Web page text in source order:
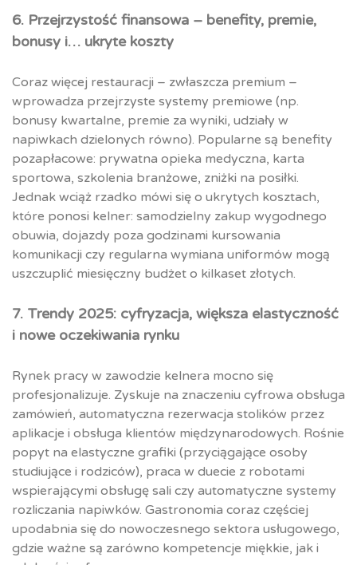
6. Przejrzystość finansowa – benefity, premie,
bonusy i… ukryte koszty
Coraz więcej restauracji – zwłaszcza premium –
wprowadza przejrzyste systemy premiowe (np.
bonusy kwartalne, premie za wyniki, udziały w
napiwkach dzielonych równo). Popularne są benefity
pozapłacowe: prywatna opieka medyczna, karta
sportowa, szkolenia branżowe, zniżki na posiłki.
Jednak wciąż rzadko mówi się o ukrytych kosztach,
które ponosi kelner: samodzielny zakup wygodnego
obuwia, dojazdy poza godzinami kursowania
komunikacji czy regularna wymiana uniformów mogą
uszczuplić miesięczny budżet o kilkaset złotych.
7. Trendy 2025: cyfryzacja, większa elastyczność
i nowe oczekiwania rynku
Rynek pracy w zawodzie kelnera mocno się
profesjonalizuje. Zyskuje na znaczeniu cyfrowa obsługa
zamówień, automatyczna rezerwacja stolików przez
aplikacje i obsługa klientów międzynarodowych. Rośnie
popyt na elastyczne grafiki (przyciągające osoby
studiujące i rodziców), praca w duecie z robotami
wspierającymi obsługę sali czy automatyczne systemy
rozliczania napiwków. Gastronomia coraz częściej
upodabnia się do nowoczesnego sektora usługowego,
gdzie ważne są zarówno kompetencje miękkie, jak i